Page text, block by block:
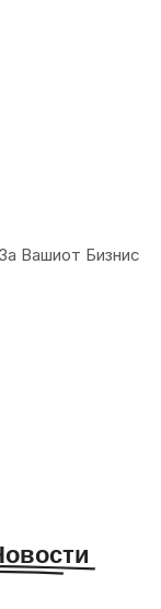
Вашиот Бизнис